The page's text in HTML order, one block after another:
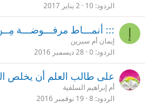
الردود 10 2 يناير 2017
إ ::: أنمـــاط مرفـــوضـــة
إيمان أم سيرين
الردود 0 28 ديسمبر 2016
على طالب العلم أن يخلص
أم إبراهيم السلفية
الردود 8 19 نوفمبر 2016